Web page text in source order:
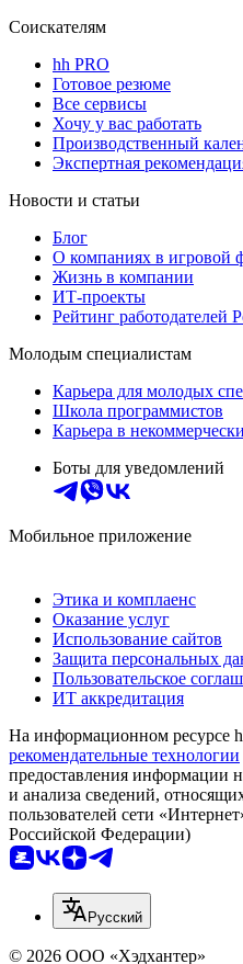
Соискателям
hh PRO
Готовое резюме
Все сервисы
Хочу у вас работать
Производственный
Экспертная
Новости и статьи
Блог
О компаниях в игровой
Жизнь в компании
ИТ-проекты
Рейтинг работодателей
Молодым специалистам
Карьера для молодых
Школа программистов
Карьера в
Боты для уведомлений
Мобильное приложение
Этика и комплаенс
Оказание услуг
Использование сайтов
Защита персональных
Пользовательское
ИТ аккредитация
На информационном ресурсе
рекомендательные технологии
предоставления информации
и анализа сведений,
пользователей сети
Российской Федерации)
Русский
© 2026 ООО «Хэдхантер»